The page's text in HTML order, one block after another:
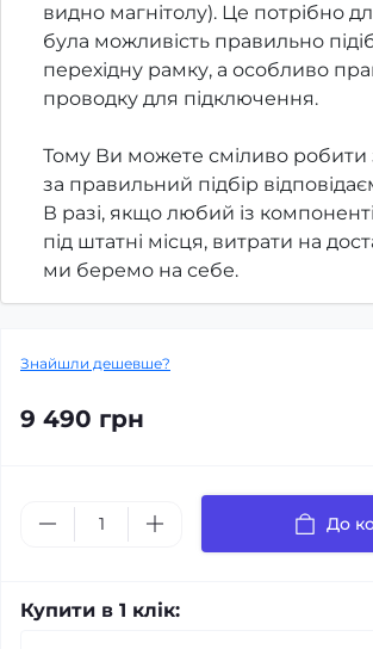
видно магнітолу). Це потрібно
була можливість правильно
перехідну рамку, а особливо
проводку для підключення.
Тому Ви можете сміливо робити
за правильний підбір
В разі, якщо любий із
під штатні місця, витрати на
ми беремо на себе.
Знайшли дешевше?
9 490 грн
До
Купити в 1 клік: